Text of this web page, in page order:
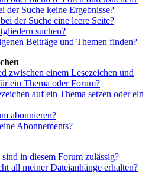
der Suche keine Ergebnisse?
der Suche eine leere Seite?
suchen?
Beiträge und Themen finden?
zwischen einem Lesezeichen und
ein Thema oder Forum?
auf ein Thema setzen oder ein
abonnieren?
Abonnements?
in diesem Forum zulässig?
all meiner Dateianhänge erhalten?